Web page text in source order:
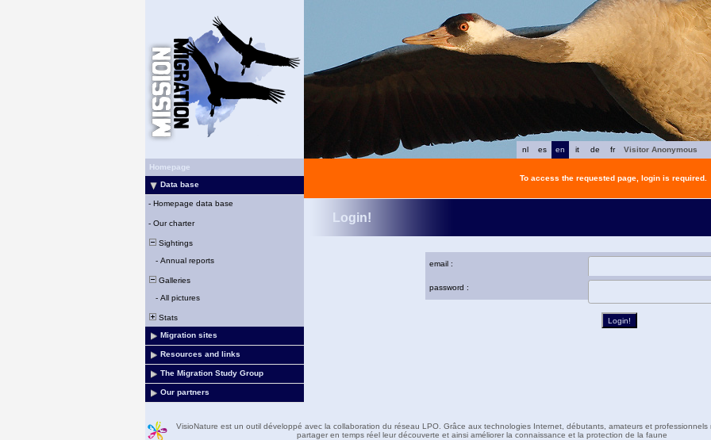
fr
de
it
en
es
nl
Visitor Anonymous
Homepage
Data base
- Homepage data base
- Our charter
Sightings
- Annual reports
Galleries
- All pictures
Stats
Migration sites
Resources and links
The Migration Study Group
Our partners
To access the requested page, login is required.
Login!
email :
password :
VisioNature est un outil développé avec la collaboration du réseau LPO. Grâce aux technologies Internet, débutants, amateurs et professionnels
partager en temps réel leur découverte et ainsi améliorer la connaissance et la protection de la faune